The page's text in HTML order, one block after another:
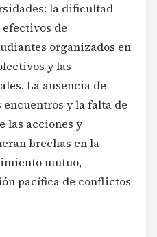
la dificultad
de
organizados en
y las
La ausencia de
y la falta de
las acciones y
brechas en la
mutuo,
pacífica de conflictos